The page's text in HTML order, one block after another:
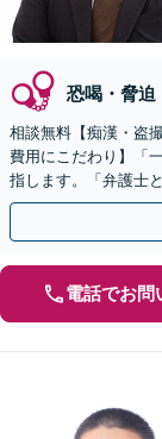
恐喝・脅迫
相談無料【痴漢・盗
費用にこだわり】「
指します。「弁護士
にこだわる」依頼者
電話でお問